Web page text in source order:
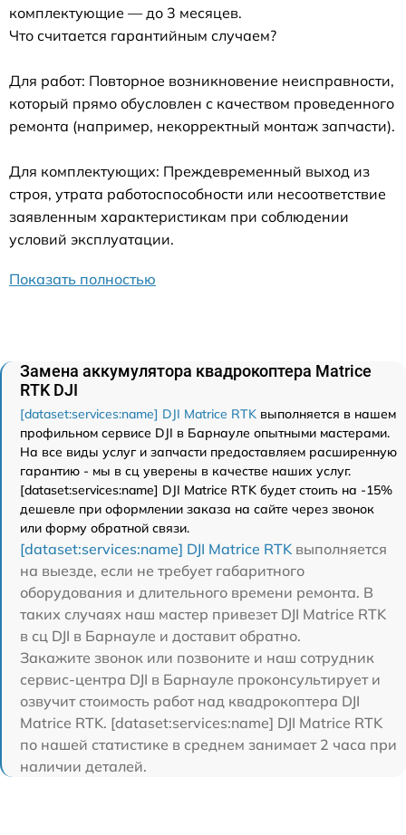
комплектующие — до 3 месяцев.
Что считается гарантийным случаем?
Для работ: Повторное возникновение неисправности,
который прямо обусловлен с качеством проведенного
ремонта (например, некорректный монтаж запчасти).
Для комплектующих: Преждевременный выход из
строя, утрата работоспособности или несоответствие
заявленным характеристикам при соблюдении
условий эксплуатации.
Показать полностью
Замена аккумулятора квадрокоптера Matrice
RTK DJI
[dataset:services:name] DJI Matrice RTK выполняется в нашем
профильном сервисе DJI в Барнауле опытными мастерами.
На все виды услуг и запчасти предоставляем расширенную
гарантию - мы в сц уверены в качестве наших услуг.
[dataset:services:name] DJI Matrice RTK будет стоить на -15%
дешевле при оформлении заказа на сайте через звонок
или форму обратной связи.
[dataset:services:name] DJI Matrice RTK выполняется
на выезде, если не требует габаритного
оборудования и длительного времени ремонта. В
таких случаях наш мастер привезет DJI Matrice RTK
в сц DJI в Барнауле и доставит обратно.
Закажите звонок или позвоните и наш сотрудник
сервис-центра DJI в Барнауле проконсультирует и
озвучит стоимость работ над квадрокоптера DJI
Matrice RTK. [dataset:services:name] DJI Matrice RTK
по нашей статистике в среднем занимает 2 часа при
наличии деталей.